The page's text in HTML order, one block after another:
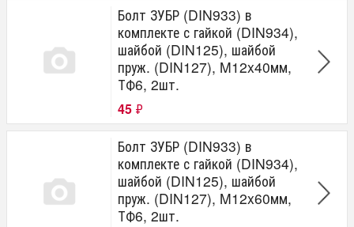
Болт ЗУБР (DIN933) в
комплекте с гайкой (DIN934),
шайбой (DIN125), шайбой
пруж. (DIN127), M12x40мм,
ТФ6, 2шт.
45 ₽
Болт ЗУБР (DIN933) в
комплекте с гайкой (DIN934),
шайбой (DIN125), шайбой
пруж. (DIN127), M12x60мм,
ТФ6, 2шт.